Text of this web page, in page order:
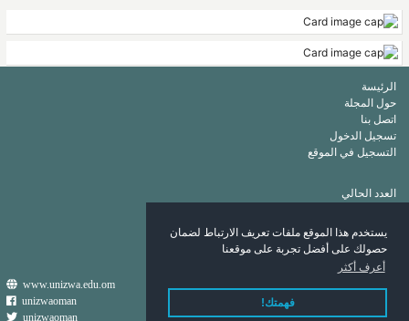
يستخدم هذا الموقع ملفات تعريف الارتباط لضمان
حصولك على أفضل تجربة على موقعنا
أعرف أكثر
فهمتك!
الرئيسة
حول المجلة
اتصل بنا
تسجيل الدخول
التسجيل في الموقع
العدد الحالي
قائمة الكلمات الرئيسة
قائمة المؤلفين
www.unizwa.edu.om
unizwaoman
unizwaoman